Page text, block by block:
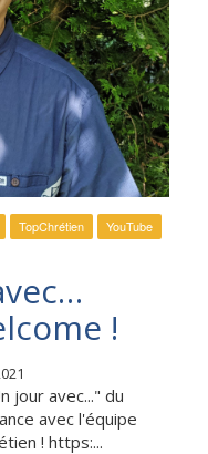
TopChrétien YouTube
!
jour avec..." du
avec l'équipe
! https:...